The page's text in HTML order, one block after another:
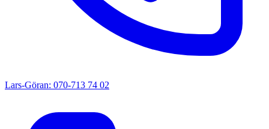
Lars-Göran: 070-713 74 02